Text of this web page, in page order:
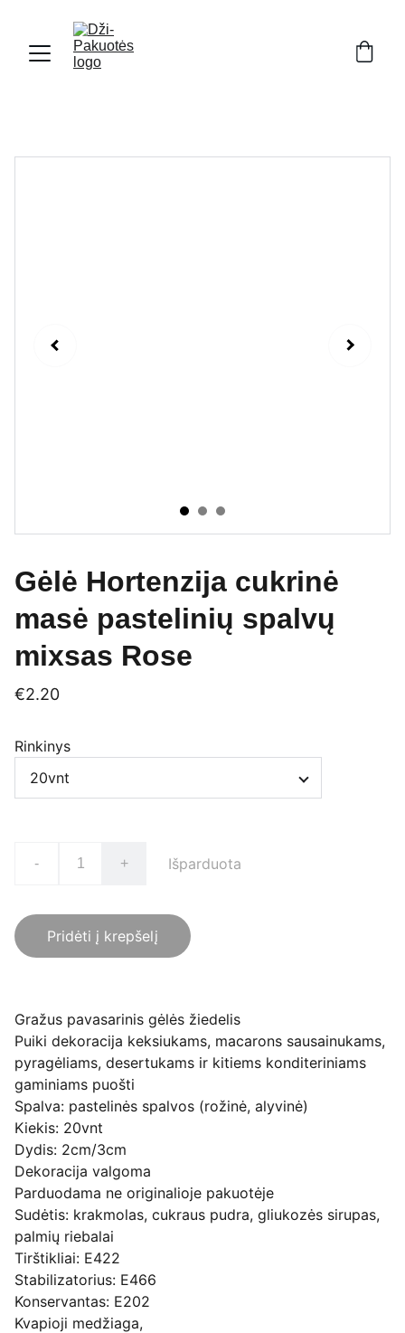
Gėlė Hortenzija cukrinė
masė pastelinių spalvų
mixsas Rose
€2.20
Rinkinys
- + Išparduota
Pridėti į krepšelį
Gražus pavasarinis gėlės žiedelis
Puiki dekoracija keksiukams, macarons sausainukams,
pyragėliams, desertukams ir kitiems konditeriniams
gaminiams puošti
Spalva: pastelinės spalvos (rožinė, alyvinė)
Kiekis: 20vnt
Dydis: 2cm/3cm
Dekoracija valgoma
Parduodama ne originalioje pakuotėje
Sudėtis: krakmolas, cukraus pudra, gliukozės sirupas,
palmių riebalai
Tirštikliai: E422
Stabilizatorius: E466
Konservantas: E202
Kvapioji medžiaga,